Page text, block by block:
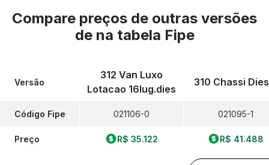
Compare preços de outras versões
de na tabela Fipe
Versão
Código Fipe
Preço
312 Van Luxo
Lotacao 16lug.dies
021106-0
R$ 35.122
310 Chassi
021095-1
R$ 41.488